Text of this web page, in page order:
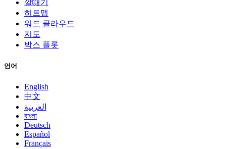
깔때기
히트맵
워드 클라우드
지도
박스 플롯
언어
English
中文
العربية
বাংলা
Deutsch
Español
Français